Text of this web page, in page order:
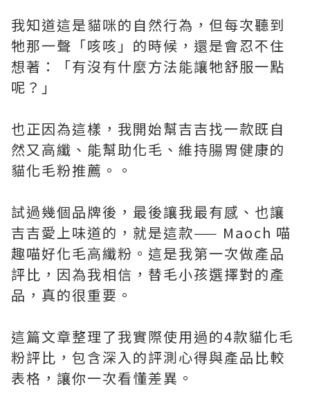
我知道這是貓咪的自然行為，但每次聽到
牠那一聲「咳咳」的時候，還是會忍不住
想著：「有沒有什麼方法能讓牠舒服一點
呢？」
也正因為這樣，我開始幫吉吉找一款既自
然又高纖、能幫助化毛、維持腸胃健康的
貓化毛粉推薦。。
試過幾個品牌後，最後讓我最有感、也讓
吉吉愛上味道的，就是這款—— Maoch 喵
趣喵好化毛高纖粉。這是我第一次做產品
評比，因為我相信，替毛小孩選擇對的產
品，真的很重要。
這篇文章整理了我實際使用過的4款貓化毛
粉評比，包含深入的評測心得與產品比較
表格，讓你一次看懂差異。